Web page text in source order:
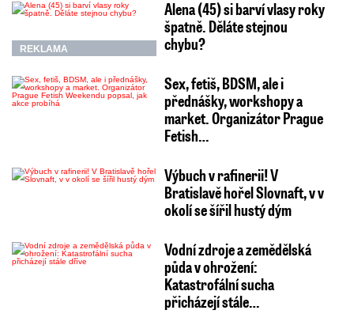
REKLAMA
Alena (45) si barví vlasy roky
špatně. Děláte stejnou
chybu?
Sex, fetiš, BDSM, ale i
přednášky, workshopy a
market. Organizátor Prague
Fetish…
Výbuch v rafinerii! V
Bratislavě hořel Slovnaft, v v
okolí se šířil hustý dým
Vodní zdroje a zemědělská
půda v ohrožení:
Katastrofální sucha
přicházejí stále…